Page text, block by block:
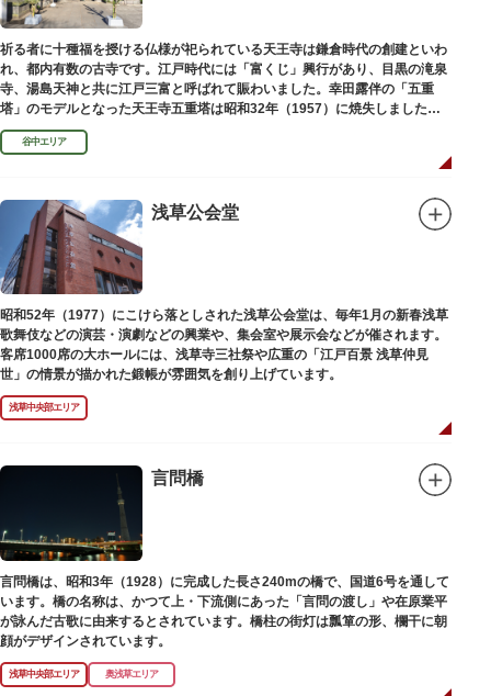
祈る者に十種福を授ける仏様が祀られている天王寺は鎌倉時代の創建といわ
れ、都内有数の古寺です。江戸時代には「富くじ」興行があり、目黒の滝泉
寺、湯島天神と共に江戸三富と呼ばれて賑わいました。幸田露伴の「五重
塔」のモデルとなった天王寺五重塔は昭和32年（1957）に焼失しました
が、その跡地は今も谷中霊園に残っています。
谷中エリア
浅草公会堂
昭和52年（1977）にこけら落としされた浅草公会堂は、毎年1月の新春浅草
歌舞伎などの演芸・演劇などの興業や、集会室や展示会などが催されます。
客席1000席の大ホールには、浅草寺三社祭や広重の「江戸百景 浅草仲見
世」の情景が描かれた鍛帳が雰囲気を創り上げています。
浅草中央部エリア
言問橋
言問橋は、昭和3年（1928）に完成した長さ240mの橋で、国道6号を通して
います。橋の名称は、かつて上・下流側にあった「言問の渡し」や在原業平
が詠んだ古歌に由来するとされています。橋柱の街灯は瓢箪の形、欄干に朝
顔がデザインされています。
浅草中央部エリア 奥浅草エリア